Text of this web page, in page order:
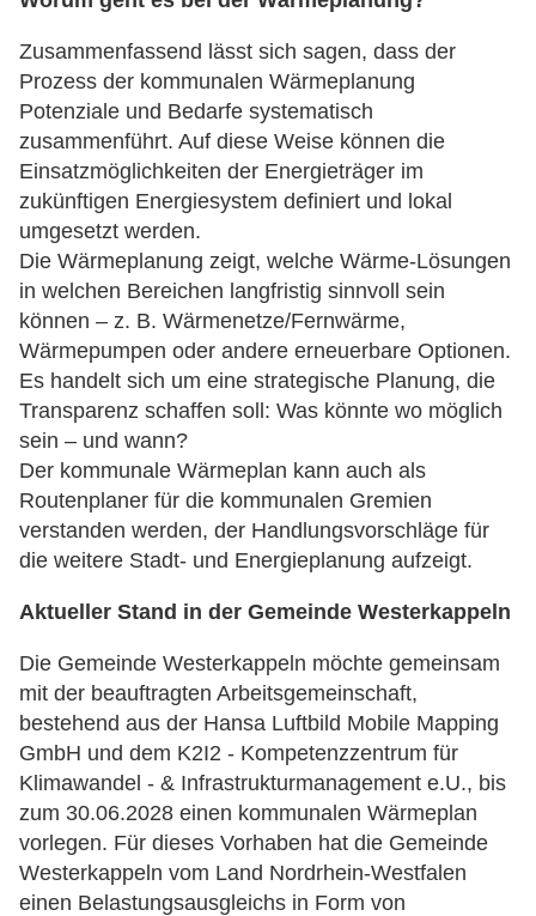
Zusammenfassend lässt sich sagen, dass der
Prozess der kommunalen Wärmeplanung
Potenziale und Bedarfe systematisch
zusammenführt. Auf diese Weise können die
Einsatzmöglichkeiten der Energieträger im
zukünftigen Energiesystem definiert und lokal
umgesetzt werden.
Die Wärmeplanung zeigt, welche Wärme-Lösungen
in welchen Bereichen langfristig sinnvoll sein
können – z. B. Wärmenetze/Fernwärme,
Wärmepumpen oder andere erneuerbare Optionen.
Es handelt sich um eine strategische Planung, die
Transparenz schaffen soll: Was könnte wo möglich
sein – und wann?
Der kommunale Wärmeplan kann auch als
Routenplaner für die kommunalen Gremien
verstanden werden, der Handlungsvorschläge für
die weitere Stadt- und Energieplanung aufzeigt.
Aktueller Stand in der Gemeinde Westerkappeln
Die Gemeinde Westerkappeln möchte gemeinsam
mit der beauftragten Arbeitsgemeinschaft,
bestehend aus der Hansa Luftbild Mobile Mapping
GmbH und dem K2I2 - Kompetenzzentrum für
Klimawandel - & Infrastrukturmanagement e.U., bis
zum 30.06.2028 einen kommunalen Wärmeplan
vorlegen. Für dieses Vorhaben hat die Gemeinde
Westerkappeln vom Land Nordrhein-Westfalen
einen Belastungsausgleichs in Form von